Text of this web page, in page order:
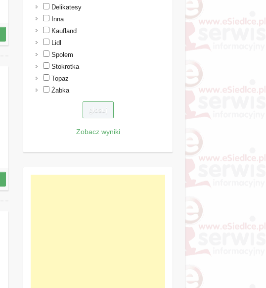
Delikatesy
Inna
Kaufland
Lidl
Społem
Stokrotka
Topaz
Żabka
Zobacz wyniki